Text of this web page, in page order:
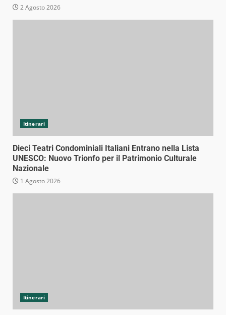
2 Agosto 2026
Itinerari
Dieci Teatri Condominiali Italiani Entrano nella Lista
UNESCO: Nuovo Trionfo per il Patrimonio Culturale
Nazionale
1 Agosto 2026
Itinerari